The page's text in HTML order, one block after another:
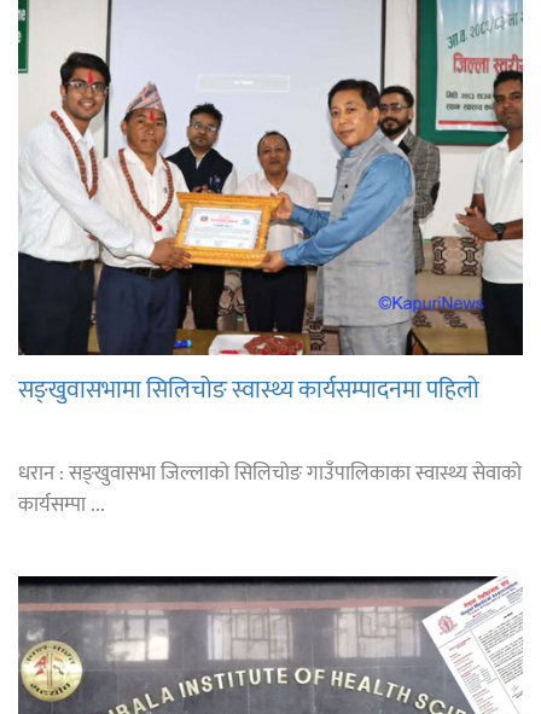
सङ्खुवासभामा सिलिचोङ स्वास्थ्य कार्यसम्पादनमा पहिलो
धरान : सङ्खुवासभा जिल्लाको सिलिचोङ गाउँपालिकाका स्वास्थ्य सेवाको
कार्यसम्पा ...